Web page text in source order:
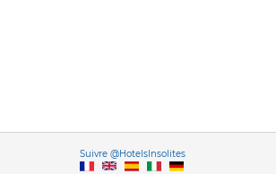
Suivre @HotelsInsolites